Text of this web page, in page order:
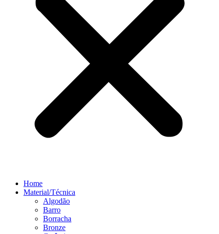
Home
Material/Técnica
Algodão
Barro
Borracha
Bronze